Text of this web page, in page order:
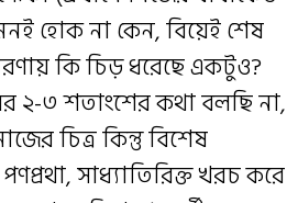
হোক না কেন, বিয়েই শেষ
কি চিড় ধরেছে একটুও?
২-৩ শতাংশের কথা বলছি না,
চিত্র কিন্তু বিশেষ
সাধ্যাতিরিক্ত খরচ করে